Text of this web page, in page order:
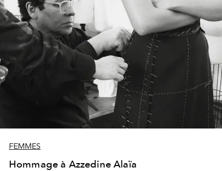
FEMMES
Hommage à Azzedine Alaïa